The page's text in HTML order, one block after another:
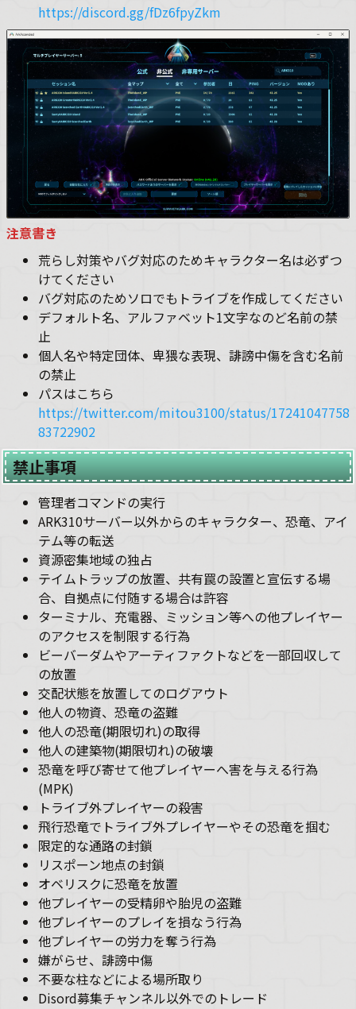
https://discord.gg/fDz6fpyZkm
注意書き
荒らし対策やバグ対応のためキャラクター名は必ずつ
けてください
バグ対応のためソロでもトライブを作成してください
デフォルト名、アルファベット1文字なのど名前の禁
止
個人名や特定団体、卑猥な表現、誹謗中傷を含む名前
の禁止
パスはこちら
https://twitter.com/mitou3100/status/17241047758
83722902
禁止事項
管理者コマンドの実行
ARK310サーバー以外からのキャラクター、恐竜、アイ
テム等の転送
資源密集地域の独占
テイムトラップの放置、共有罠の設置と宣伝する場
合、自拠点に付随する場合は許容
ターミナル、充電器、ミッション等への他プレイヤー
のアクセスを制限する行為
ビーバーダムやアーティファクトなどを一部回収して
の放置
交配状態を放置してのログアウト
他人の物資、恐竜の盗難
他人の恐竜(期限切れ)の取得
他人の建築物(期限切れ)の破壊
恐竜を呼び寄せて他プレイヤーへ害を与える行為
(MPK)
トライブ外プレイヤーの殺害
飛行恐竜でトライブ外プレイヤーやその恐竜を掴む
限定的な通路の封鎖
リスポーン地点の封鎖
オベリスクに恐竜を放置
他プレイヤーの受精卵や胎児の盗難
他プレイヤーのプレイを損なう行為
他プレイヤーの労力を奪う行為
嫌がらせ、誹謗中傷
不要な柱などによる場所取り
Disord募集チャンネル以外でのトレード